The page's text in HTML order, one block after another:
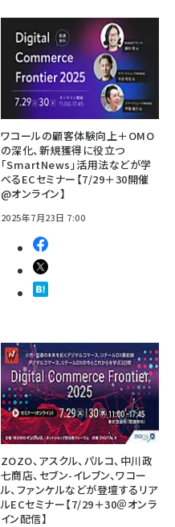
ワコールの顧客体験向上＋OMO
の深化、新規獲得に役立つ
「SmartNews」活用法などが学
べるECセミナー【7/29＋30開催
@オンライン】
2025年7月23日 7:00
ZOZO、アスクル、パルコ、中川政
七商店、セブン-イレブン、ワコー
ル、ファンケルなどが登壇するリア
ルECセミナー【7/29＋30＠オンラ
イン配信】